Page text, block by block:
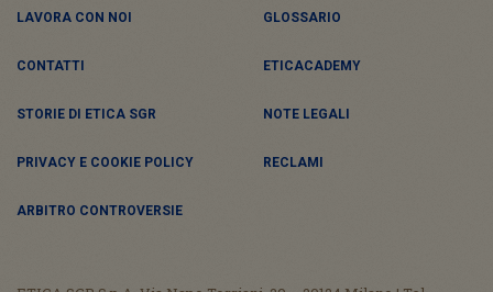
LAVORA CON NOI GLOSSARIO
CONTATTI ETICACADEMY
STORIE DI ETICA SGR NOTE LEGALI
PRIVACY E COOKIE POLICY RECLAMI
ARBITRO CONTROVERSIE